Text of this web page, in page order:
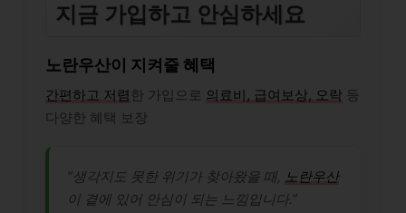
지금 가입하고 안심하세요
노란우산이 지켜줄 혜택
간편하고 저렴 한 가입으로 의료비, 급여보상, 오락 등
다양한 혜택 보장
“생각지도 못한 위기가 찾아왔을 때, 노란우산
이 곁에 있어 안심이 되는 느낌입니다.”